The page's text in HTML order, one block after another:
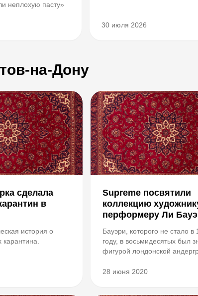
неплохую пасту»
30 июля 2026
на-Дону
сделала
в
история о
карантина.
Supreme посвятили
коллекцию
перформеру Ли
Бауэри, которого не стало в
году, в восьмидесятых был
фигурой лондонской
своими красочными
28 июня 2020